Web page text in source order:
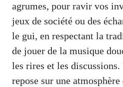
agrumes, pour ravir vos
jeux de société ou des
le gui, en respectant la
de jouer de la musique
les rires et les discussions.
repose sur une